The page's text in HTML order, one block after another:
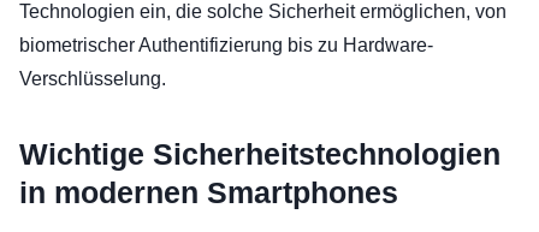
Technologien ein, die solche Sicherheit ermöglichen, von
biometrischer Authentifizierung bis zu Hardware-
Verschlüsselung.
Wichtige Sicherheitstechnologien
in modernen Smartphones